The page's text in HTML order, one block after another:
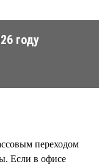
году
переходом
Если в офисе